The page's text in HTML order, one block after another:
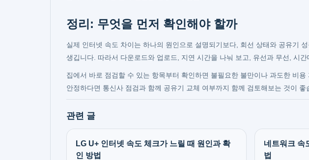
정리: 무엇을 먼저 확인해야 할까
실제 인터넷 속도 차이는 하나의 원인으로 설명되기보다, 회선 상태와 공유기
생깁니다. 따라서 다운로드와 업로드, 지연 시간을 나눠 보고, 유선과 무선, 시
집에서 바로 점검할 수 있는 항목부터 확인하면 불필요한 불만이나 과도한 비
안정하다면 통신사 점검과 함께 공유기 교체 여부까지 함께 검토해보는 것이 좋
관련 글
LG U+ 인터넷 속도 체크가 느릴 때 원인과 확
인 방법
네트워크 속
법